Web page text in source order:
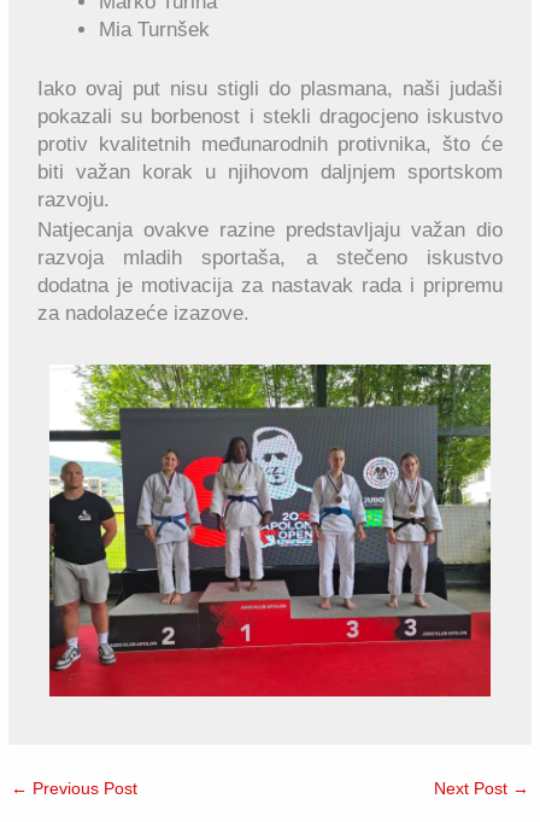
Mia Turnšek
Iako ovaj put nisu stigli do plasmana, naši judaši
pokazali su borbenost i stekli dragocjeno iskustvo
protiv kvalitetnih međunarodnih protivnika, što će
biti važan korak u njihovom daljnjem sportskom
razvoju.
Natjecanja ovakve razine predstavljaju važan dio
razvoja mladih sportaša, a stečeno iskustvo
dodatna je motivacija za nastavak rada i pripremu
za nadolazeće izazove.
← Previous Post Next Post →